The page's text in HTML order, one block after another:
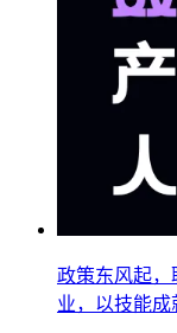
政策东风起，
业，以技能成